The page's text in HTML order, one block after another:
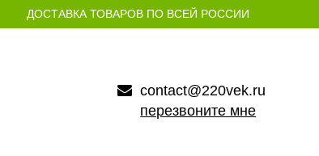
ДОСТАВКА ТОВАРОВ ПО ВСЕЙ РОССИИ
contact@220vek.ru
перезвоните мне